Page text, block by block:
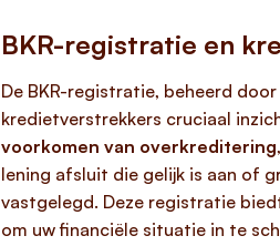
BKR-registratie en
De BKR-registratie, beheerd
kredietverstrekkers cruciaal
voorkomen van overkreditering
lening afsluit die gelijk is aan of
vastgelegd. Deze registratie
om uw financiële situatie in te